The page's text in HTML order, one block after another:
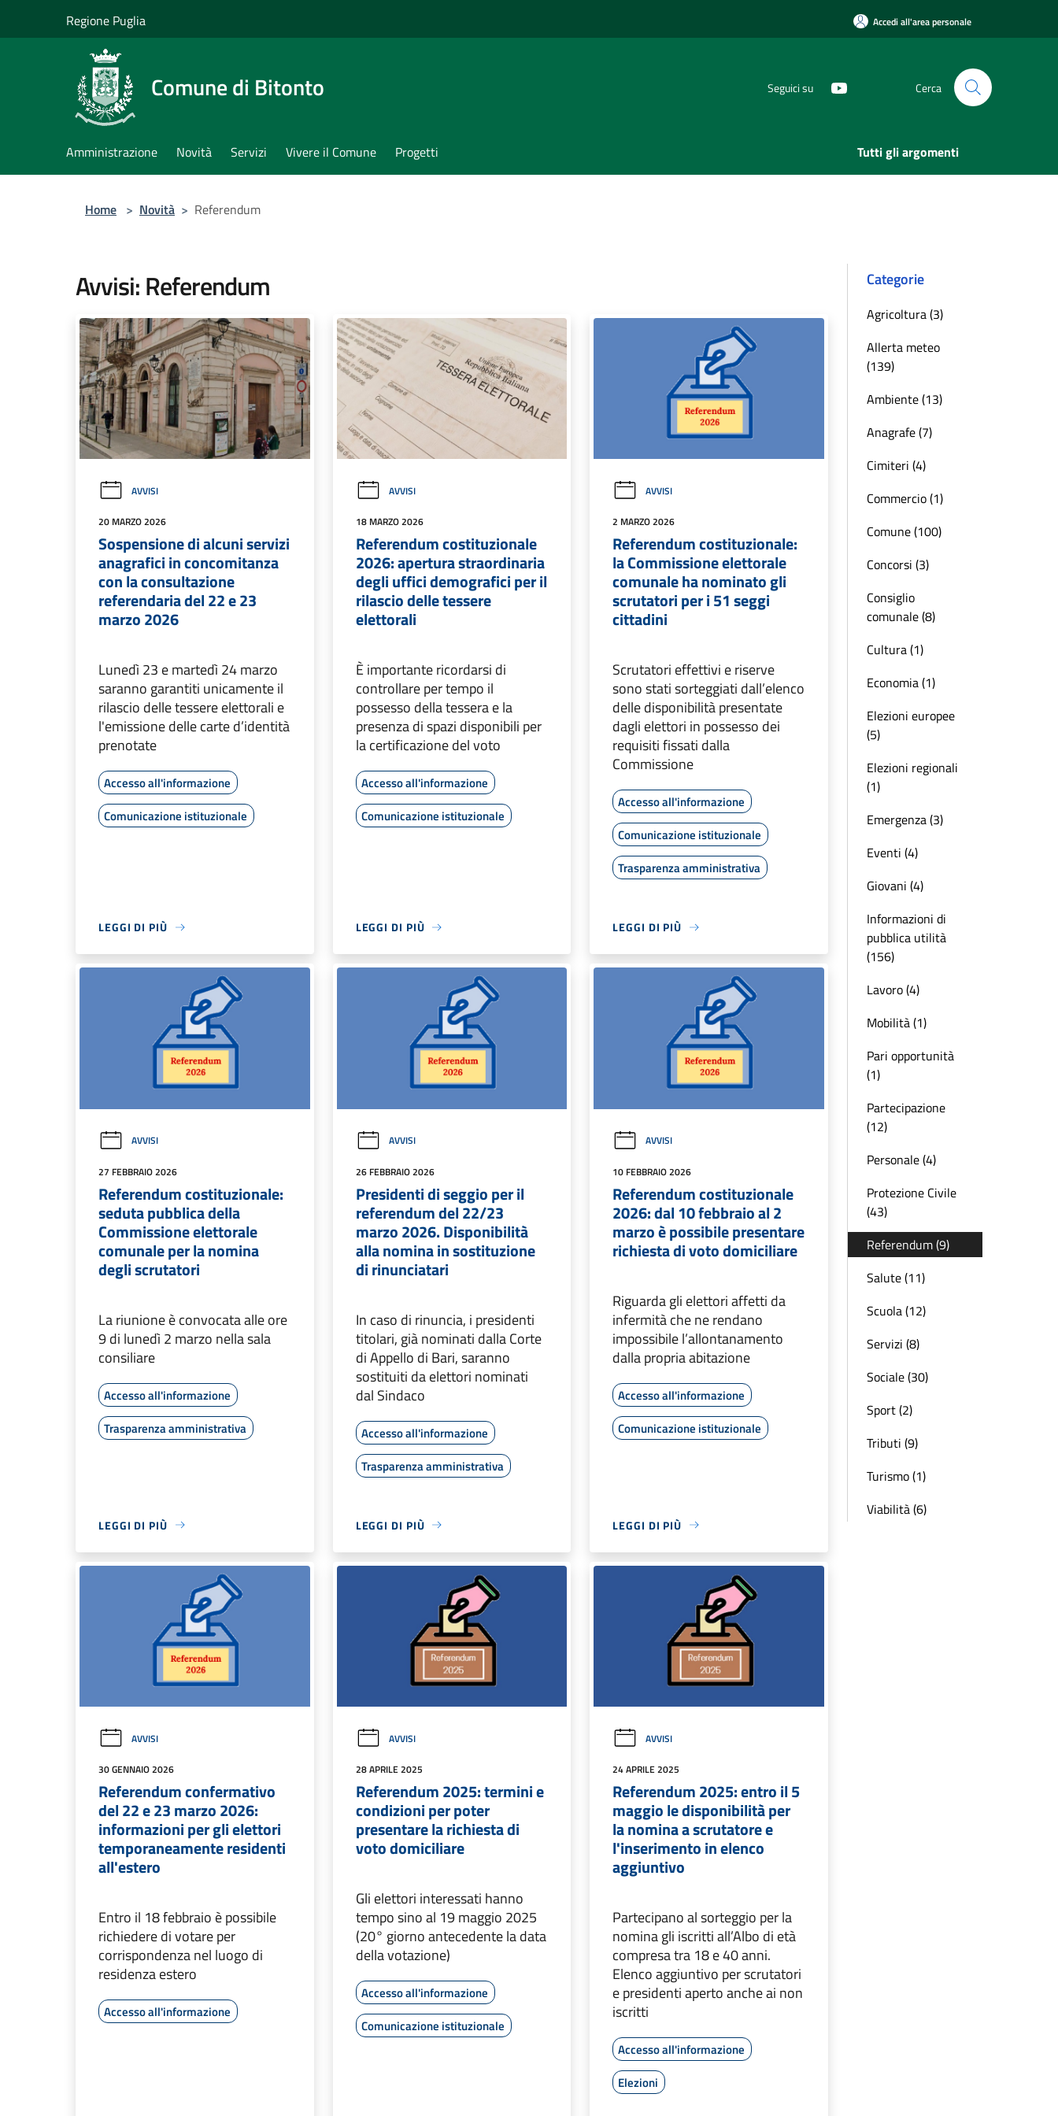
Regione Puglia Accedi all'area personale
Comune di Bitonto Seguici su Cerca
Amministrazione Novità Servizi Vivere il Comune Progetti Tutti gli argomenti
Home > Novità > Referendum
Avvisi: Referendum
AVVISI
20 MARZO 2026
Sospensione di alcuni servizi
anagrafici in concomitanza
con la consultazione
referendaria del 22 e 23
marzo 2026
Lunedì 23 e martedì 24 marzo
saranno garantiti unicamente il
rilascio delle tessere elettorali e
l'emissione delle carte d’identità
prenotate
Accesso all'informazione
Comunicazione istituzionale
LEGGI DI PIÙ
AVVISI
18 MARZO 2026
Referendum costituzionale
2026: apertura straordinaria
degli uffici demografici per il
rilascio delle tessere
elettorali
È importante ricordarsi di
controllare per tempo il
possesso della tessera e la
presenza di spazi disponibili per
la certificazione del voto
Accesso all'informazione
Comunicazione istituzionale
LEGGI DI PIÙ
AVVISI
2 MARZO 2026
Referendum costituzionale:
la Commissione elettorale
comunale ha nominato gli
scrutatori per i 51 seggi
cittadini
Scrutatori effettivi e riserve
sono stati sorteggiati dall’elenco
delle disponibilità presentate
dagli elettori in possesso dei
requisiti fissati dalla
Commissione
Accesso all'informazione
Comunicazione istituzionale
Trasparenza amministrativa
LEGGI DI PIÙ
AVVISI
27 FEBBRAIO 2026
Referendum costituzionale:
seduta pubblica della
Commissione elettorale
comunale per la nomina
degli scrutatori
La riunione è convocata alle ore
9 di lunedì 2 marzo nella sala
consiliare
Accesso all'informazione
Trasparenza amministrativa
LEGGI DI PIÙ
AVVISI
26 FEBBRAIO 2026
Presidenti di seggio per il
referendum del 22/23
marzo 2026. Disponibilità
alla nomina in sostituzione
di rinunciatari
In caso di rinuncia, i presidenti
titolari, già nominati dalla Corte
di Appello di Bari, saranno
sostituiti da elettori nominati
dal Sindaco
Accesso all'informazione
Trasparenza amministrativa
LEGGI DI PIÙ
AVVISI
10 FEBBRAIO 2026
Referendum costituzionale
2026: dal 10 febbraio al 2
marzo è possibile presentare
richiesta di voto domiciliare
Riguarda gli elettori affetti da
infermità che ne rendano
impossibile l’allontanamento
dalla propria abitazione
Accesso all'informazione
Comunicazione istituzionale
LEGGI DI PIÙ
AVVISI
30 GENNAIO 2026
Referendum confermativo
del 22 e 23 marzo 2026:
informazioni per gli elettori
temporaneamente residenti
all'estero
Entro il 18 febbraio è possibile
richiedere di votare per
corrispondenza nel luogo di
residenza estero
Accesso all'informazione
AVVISI
28 APRILE 2025
Referendum 2025: termini e
condizioni per poter
presentare la richiesta di
voto domiciliare
Gli elettori interessati hanno
tempo sino al 19 maggio 2025
(20° giorno antecedente la data
della votazione)
Accesso all'informazione
Comunicazione istituzionale
AVVISI
24 APRILE 2025
Referendum 2025: entro il 5
maggio le disponibilità per
la nomina a scrutatore e
l'inserimento in elenco
aggiuntivo
Partecipano al sorteggio per la
nomina gli iscritti all’Albo di età
compresa tra 18 e 40 anni.
Elenco aggiuntivo per scrutatori
e presidenti aperto anche ai non
iscritti
Accesso all'informazione
Elezioni
Categorie
Agricoltura (3)
Allerta meteo
(139)
Ambiente (13)
Anagrafe (7)
Cimiteri (4)
Commercio (1)
Comune (100)
Concorsi (3)
Consiglio
comunale (8)
Cultura (1)
Economia (1)
Elezioni europee
(5)
Elezioni regionali
(1)
Emergenza (3)
Eventi (4)
Giovani (4)
Informazioni di
pubblica utilità
(156)
Lavoro (4)
Mobilità (1)
Pari opportunità
(1)
Partecipazione
(12)
Personale (4)
Protezione Civile
(43)
Referendum (9)
Salute (11)
Scuola (12)
Servizi (8)
Sociale (30)
Sport (2)
Tributi (9)
Turismo (1)
Viabilità (6)